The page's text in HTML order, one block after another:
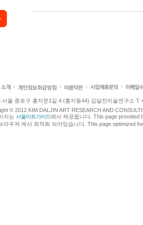
서울 종로구 홍지문1길 4 (홍지동44) 김달진미술연구소 T
© 2012 KIM DALJIN ART RESEARCH AND
지는 서울아트가이드에서 제공됩니다. This page provided
라우져 에서 최적화 되어있습니다. This page optimized